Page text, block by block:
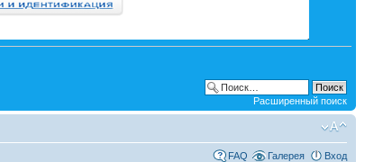
Расширенный поиск
FAQ Галерея Вход